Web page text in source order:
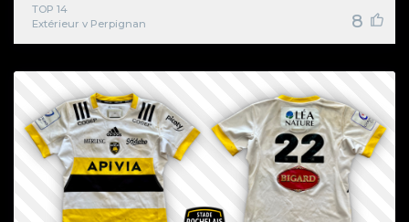
TOP 14
Extérieur v Perpignan
8